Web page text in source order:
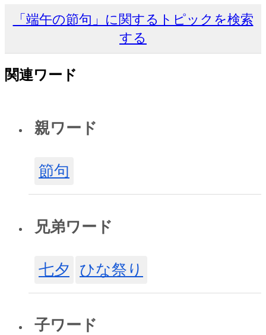
「端午の節句」に関するトピックを検索
する
関連ワード
親ワード
節句
兄弟ワード
七夕 ひな祭り
子ワード